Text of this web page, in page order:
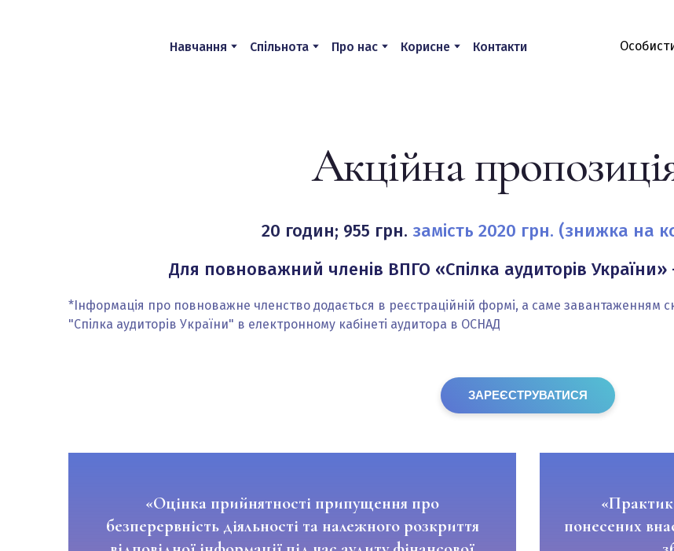
Підпишіться на розсилку, щоб не пропустити знижки
та акційні пропозиції
Електронна пошта*
Навчання Спільнота Про нас Корисне Контакти
Акційна
20 годин; 955 грн. замість 2020 грн. (знижка на
Для повноважний членів ВПГО «Спілка аудиторів України»
*Інформація про повноважне членство додається в реєстраційній формі, а саме завантаженням
"Спілка аудиторів України" в електронному кабінеті аудитора в ОСНАД
ЗАРЕЄСТРУВАТИСЯ
«Оцінка прийнятності припущення про
безперервність діяльності та належного розкриття
понесених